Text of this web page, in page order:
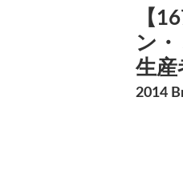
【
ン
生産
2014